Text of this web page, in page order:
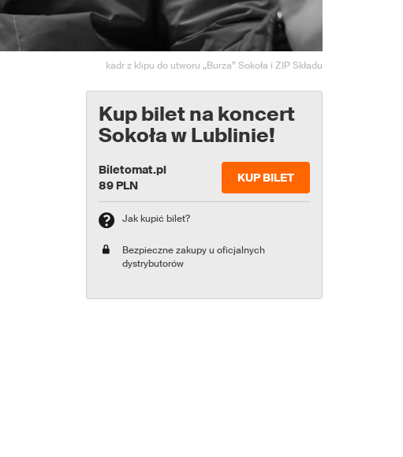
kadr z klipu do utworu „Burza” Sokoła i ZIP Składu
Kup bilet na koncert
Sokoła w Lublinie!
Biletomat.pl
89 PLN
KUP BILET
Jak kupić bilet?
Bezpieczne zakupy u oficjalnych
dystrybutorów